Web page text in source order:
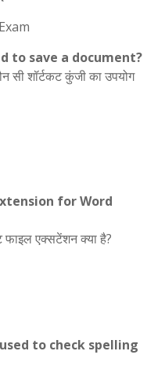
to save a document?
सी शॉर्टकट कुंजी का उपयोग
for Word
एक्सटेंशन क्या है?
to check spelling